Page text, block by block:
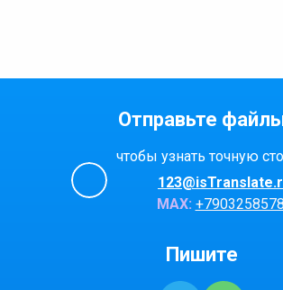
Отправьте
чтобы узнать точную
МАХ:
Пишите